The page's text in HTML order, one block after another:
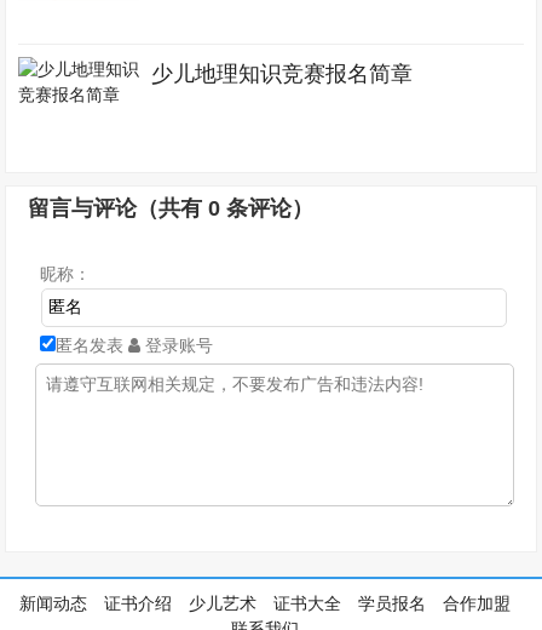
少儿地理知识竞赛报名简章
留言与评论（共有0 条评论）
昵称：
匿名发表 登录账号
新闻动态 证书介绍 少儿艺术 证书大全 学员报名
合作加盟